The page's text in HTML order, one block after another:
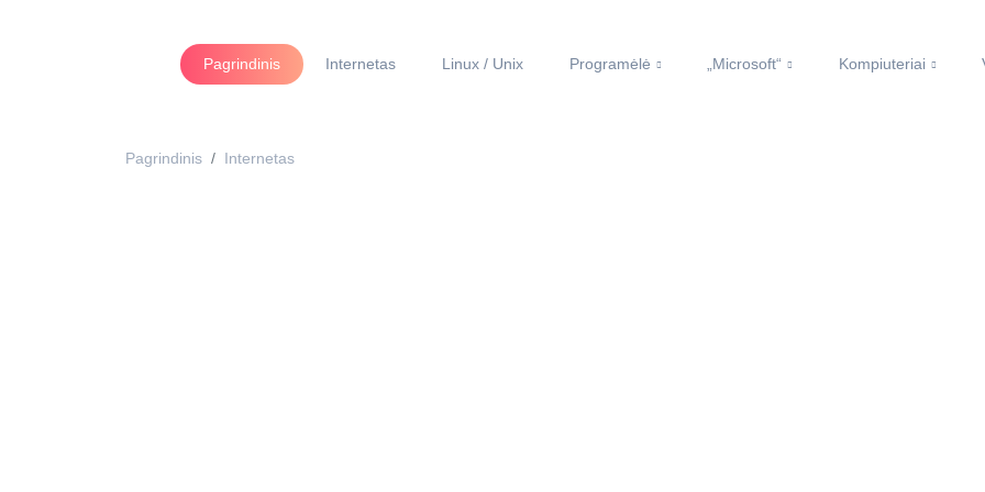
Pagrindinis Internetas Linux / Unix Programėlė „Microsoft“ Kompiuteriai
Pagrindinis Internetas